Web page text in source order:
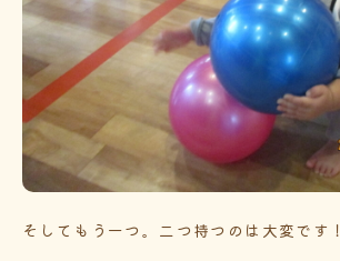
そしてもう一つ。二つ持つのは大変です！